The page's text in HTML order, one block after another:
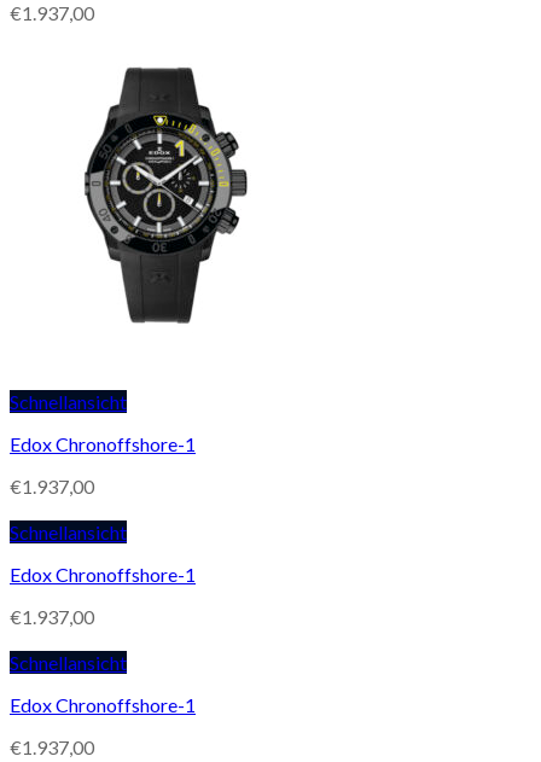
€1.937,00
Schnellansicht
Edox Chronoffshore-1
€1.937,00
Schnellansicht
Edox Chronoffshore-1
€1.937,00
Schnellansicht
Edox Chronoffshore-1
€1.937,00